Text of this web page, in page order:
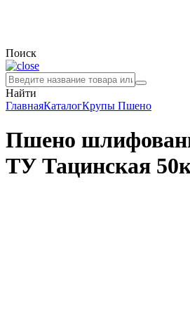
Поиск
Найти
ГлавнаяКаталогКрупы Пшено
Пшено
ТУ Тацинская